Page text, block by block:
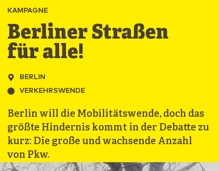
KAMPAGNE
Berliner ­Straßen
für ­alle!
BERLIN
VERKEHRSWENDE
Berlin will die Mobilitätswende, doch das
größte Hindernis kommt in der Debatte zu
kurz: Die große und wachsende Anzahl
von Pkw.